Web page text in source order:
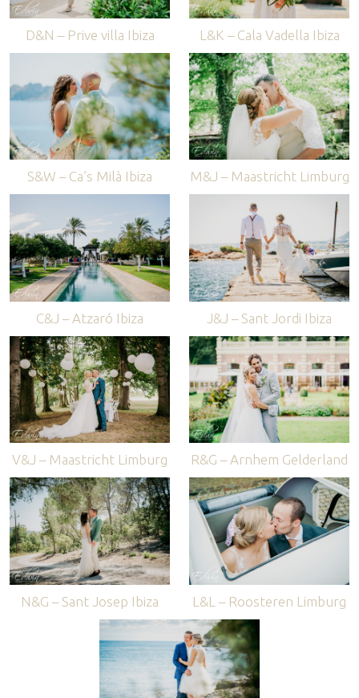
D&N – Prive villa Ibiza L&K – Cala Vadella Ibiza
S&W – Ca’s Milà Ibiza M&J – Maastricht Limburg
C&J – Atzaró Ibiza J&J – Sant Jordi Ibiza
V&J – Maastricht Limburg R&G – Arnhem Gelderland
N&G – Sant Josep Ibiza L&L – Roosteren Limburg